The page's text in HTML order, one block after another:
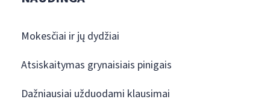
Mokesčiai ir jų dydžiai
Atsiskaitymas grynaisiais pinigais
Dažniausiai užduodami klausimai